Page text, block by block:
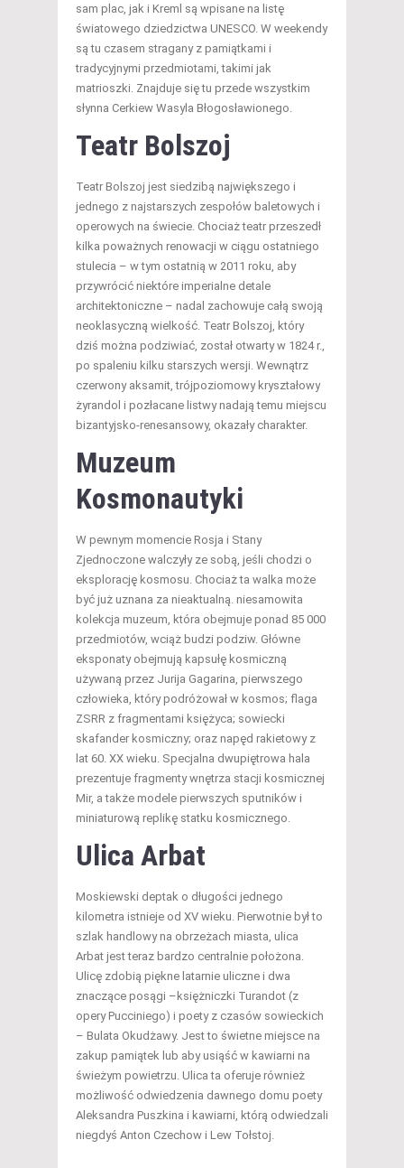
sam plac, jak i Kreml są wpisane na listę
światowego dziedzictwa UNESCO. W weekendy
są tu czasem stragany z pamiątkami i
tradycyjnymi przedmiotami, takimi jak
matrioszki. Znajduje się tu przede wszystkim
słynna Cerkiew Wasyla Błogosławionego.
Teatr Bolszoj
Teatr Bolszoj jest siedzibą największego i
jednego z najstarszych zespołów baletowych i
operowych na świecie. Chociaż teatr przeszedł
kilka poważnych renowacji w ciągu ostatniego
stulecia – w tym ostatnią w 2011 roku, aby
przywrócić niektóre imperialne detale
architektoniczne – nadal zachowuje całą swoją
neoklasyczną wielkość. Teatr Bolszoj, który
dziś można podziwiać, został otwarty w 1824 r.,
po spaleniu kilku starszych wersji. Wewnątrz
czerwony aksamit, trójpoziomowy kryształowy
żyrandol i pozłacane listwy nadają temu miejscu
bizantyjsko-renesansowy, okazały charakter.
Muzeum
Kosmonautyki
W pewnym momencie Rosja i Stany
Zjednoczone walczyły ze sobą, jeśli chodzi o
eksplorację kosmosu. Chociaż ta walka może
być już uznana za nieaktualną. niesamowita
kolekcja muzeum, która obejmuje ponad 85 000
przedmiotów, wciąż budzi podziw. Główne
eksponaty obejmują kapsułę kosmiczną
używaną przez Jurija Gagarina, pierwszego
człowieka, który podróżował w kosmos; flaga
ZSRR z fragmentami księżyca; sowiecki
skafander kosmiczny; oraz napęd rakietowy z
lat 60. XX wieku. Specjalna dwupiętrowa hala
prezentuje fragmenty wnętrza stacji kosmicznej
Mir, a także modele pierwszych sputników i
miniaturową replikę statku kosmicznego.
Ulica Arbat
Moskiewski deptak o długości jednego
kilometra istnieje od XV wieku. Pierwotnie był to
szlak handlowy na obrzeżach miasta, ulica
Arbat jest teraz bardzo centralnie położona.
Ulicę zdobią piękne latarnie uliczne i dwa
znaczące posągi –księżniczki Turandot (z
opery Pucciniego) i poety z czasów sowieckich
– Bulata Okudżawy. Jest to świetne miejsce na
zakup pamiątek lub aby usiąść w kawiarni na
świeżym powietrzu. Ulica ta oferuje również
możliwość odwiedzenia dawnego domu poety
Aleksandra Puszkina i kawiarni, którą odwiedzali
niegdyś Anton Czechow i Lew Tołstoj.